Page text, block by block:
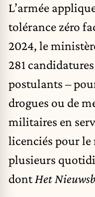
L’armée
tolérance zéro
2024, le
281
postulants –
drogues ou de
militaires en
licenciés pour
plusieurs
dontHet